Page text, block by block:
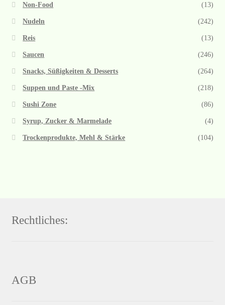
Non-Food (13)
Nudeln (242)
Reis (13)
Saucen (246)
Snacks, Süßigkeiten & Desserts (264)
Suppen und Paste -Mix (218)
Sushi Zone (86)
Syrup, Zucker & Marmelade (4)
Trockenprodukte, Mehl & Stärke (104)
Rechtliches:
AGB